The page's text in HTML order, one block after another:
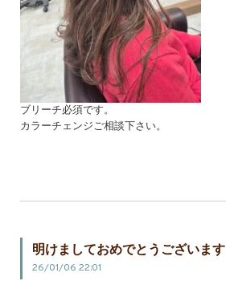
ブリーチ必須です。
カラーチェンジご相談下さい。
明けましておめでとうございます
26/01/06 22:01